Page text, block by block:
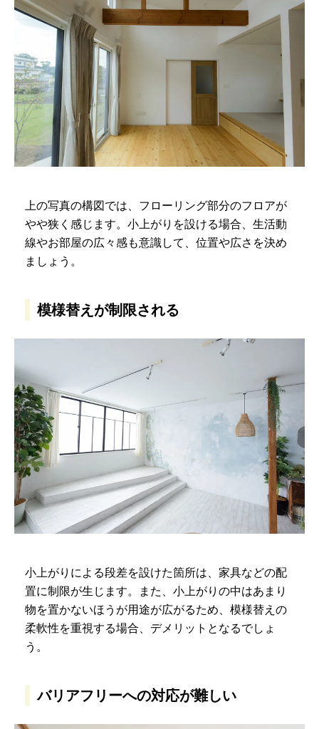
上の写真の構図では、フローリング部分のフロアが
やや狭く感じます。小上がりを設ける場合、生活動
線やお部屋の広々感も意識して、位置や広さを決め
ましょう。
模様替えが制限される
小上がりによる段差を設けた箇所は、家具などの配
置に制限が生じます。また、小上がりの中はあまり
物を置かないほうが用途が広がるため、模様替えの
柔軟性を重視する場合、デメリットとなるでしょ
う。
バリアフリーへの対応が難しい